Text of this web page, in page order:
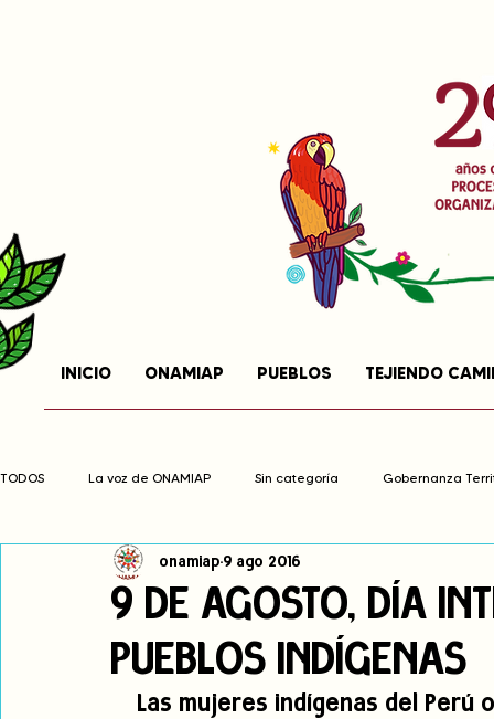
INICIO ONAMIAP PUEBLOS TEJIENDO
TODOS La voz de ONAMIAP Sin categoría Gobernanza
Cambio climático Navegador indígena
Pronunciamientos Observatorio de consulta previa
9 DE AGOSTO, DÍA
PUEBLOS INDÍGENAS
onamiap 9 ago 2016
Las mujeres indígenas del Perú